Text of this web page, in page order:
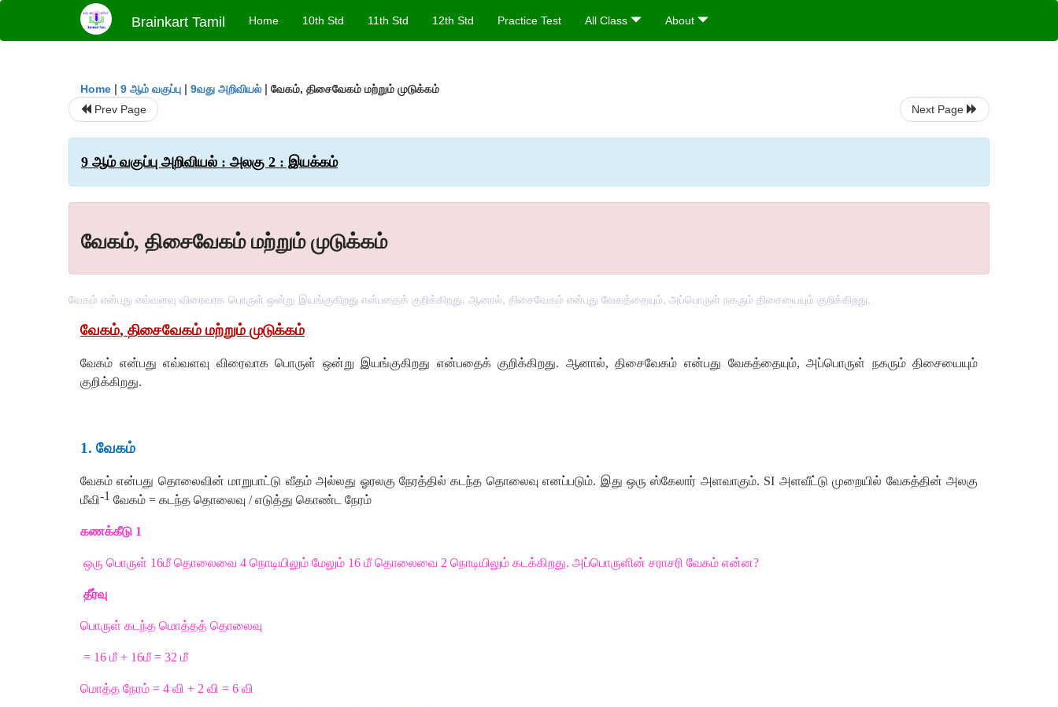
Brainkart Tamil Home 10th Std 11th Std 12th Std Practice Test All Class About
Home | 9 ஆம் வகுப்பு | 9வது அறிவியல் | வேகம், திசைவேகம் மற்றும் முடுக்கம்
Prev Page Next Page
9 ஆம் வகுப்பு அறிவியல் : அலகு 2 : இயக்கம்
வேகம், திசைவேகம் மற்றும் முடுக்கம்
வேகம் என்பது எவ்வளவு விரைவாக பொருள் ஒன்று இயங்குகிறது என்பதைக் குறிக்கிறது. ஆனால், திசைவேகம் என்பது வேகத்தையும், அப்பொருள் நகரும் திசையையும் குறிக்கிறது.
வேகம், திசைவேகம் மற்றும் முடுக்கம்
வேகம் என்பது எவ்வளவு விரைவாக பொருள் ஒன்று இயங்குகிறது என்பதைக் குறிக்கிறது. ஆனால்,திசைவேகம் என்பது வேகத்தையும்,அப்பொருள் நகரும் திசையையும்
குறிக்கிறது.
1. வேகம்
வேகம் என்பது தொலைவின் மாறுபாட்டு வீதம் அல்லது ஓரலகு நேரத்தில் கடந்த தொலைவு எனப்படும். இது ஒரு ஸ்கேலார் அளவாகும். SI அளவீட்டு முறையில் வேகத்தின் அலகு
மீவி-1 வேகம் = கடந்த தொலைவு /எடுத்து கொண்ட நேரம்
கணக்கீடு 1
ஒரு பொருள் 16மீ தொலைவை 4 நொடியிலும் மேலும் 16 மீ தொலைவை 2 நொடியிலும் கடக்கிறது. அப்பொருளின் சராசரி வேகம் என்ன?
தீர்வு
பொருள் கடந்த மொத்தத் தொலைவு
= 16 மீ + 16மீ= 32 மீ
மொத்த நேரம் = 4 வி + 2 வி = 6 வி